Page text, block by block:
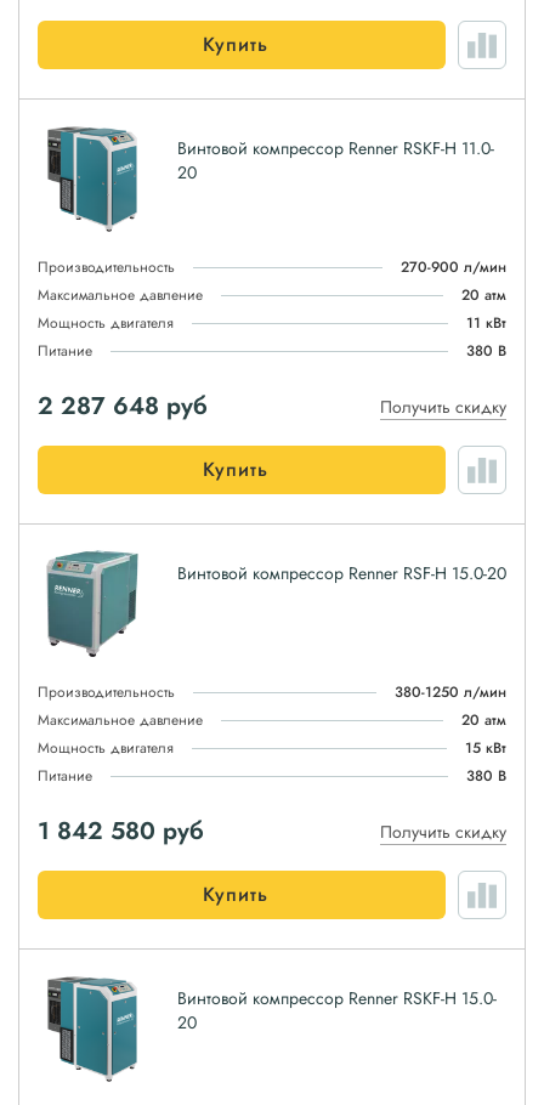
Купить
Винтовой компрессор Renner RSKF-H 11.0-
20
Производительность
270-900 л/мин
Максимальное давление
20 атм
Мощность двигателя
11 кВт
Питание
380 В
2 287 648 руб Получить скидку
Купить
Винтовой компрессор Renner RSF-H 15.0-20
Производительность
380-1250 л/мин
Максимальное давление
20 атм
Мощность двигателя
15 кВт
Питание
380 В
1 842 580 руб Получить скидку
Купить
Винтовой компрессор Renner RSKF-H 15.0-
20